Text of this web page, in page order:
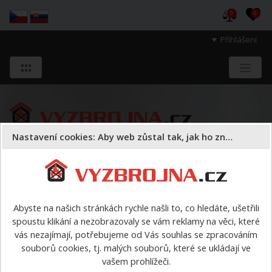
Přihlášení
0 0
a majetek druhých.
Kontakty - Požární bezpečnost
s.r.o.
Nastavení cookies: Aby web zůstal tak, jak ho znáte
Abyste na našich stránkách rychle našli to, co hledáte, ušetřili
spoustu klikání a nezobrazovaly se vám reklamy na věci, které
vás nezajímají, potřebujeme od Vás souhlas se zpracováním
souborů cookies, tj. malých souborů, které se ukládají ve
vašem prohlížeči.